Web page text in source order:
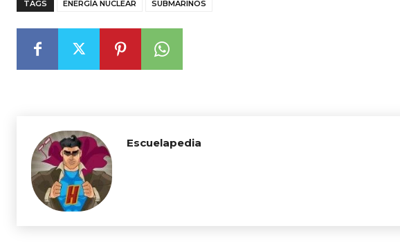
TAGS ENERGÍA NUCLEAR SUBMARINOS
Escuelapedia